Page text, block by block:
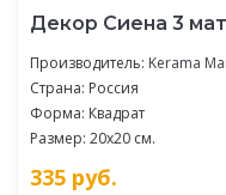
Декор Сиена 3
Производитель: Kerama
Страна: Россия
Форма: Квадрат
Размер: 20x20 см.
335 руб.